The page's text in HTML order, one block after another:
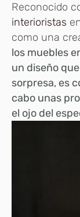
Reconocido
interioristas
como una
los muebles
un diseño
sorpresa, es
cabo unas
el ojo del